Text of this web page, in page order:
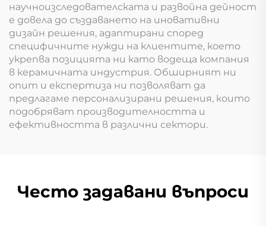
научноизследователската и развойна дейност
е довела до създаването на иновативни
дизайн решения, адаптирани според
специфичните нужди на клиентите, което
укрепва позицията ни като водеща компания
в керамичната индустрия. Обширният ни
опит и експертиза ни позволяват да
предлагаме персонализирани решения, които
подобряват производителността и
ефективността в различни сектори.
Често задавани въпроси